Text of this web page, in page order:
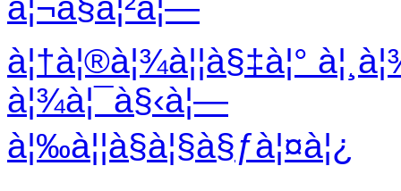
à¦†à¦®à¦¾à¦¦à§‡à¦°
à¦¾à¦¯à§‹à¦—
à¦‰à¦¦à§à¦§à§ƒà¦¤à¦¿